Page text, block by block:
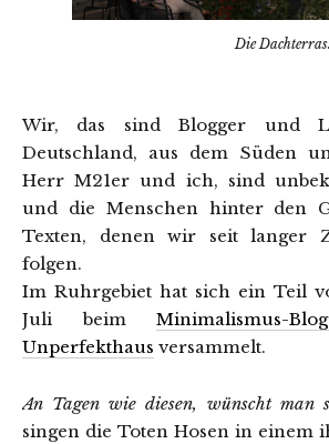
Die
Wir, das sind Blogger und
Deutschland, aus dem Süden
Herr M21er und ich, sind
und die Menschen hinter den
Texten, denen wir seit langer
folgen.
Im Ruhrgebiet hat sich ein Teil
Juli beimMinimalismus-
Unperfekthaus versammelt.
An Tagen wie diesen, wünscht man
singen die Toten Hosen in einem